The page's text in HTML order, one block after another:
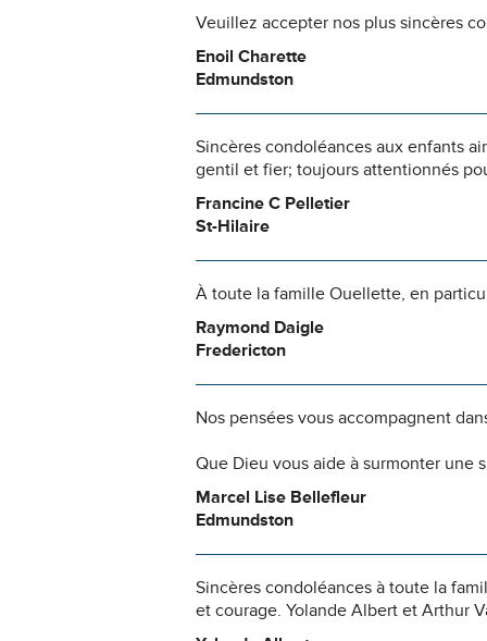
Veuillez accepter nos plus sincères
Enoil Charette
Edmundston
Sincères condoléances aux enfants
gentil et fier; toujours attentionnés
Francine C Pelletier
St-Hilaire
À toute la famille Ouellette, en
Raymond Daigle
Fredericton
Nos pensées vous accompagnent
Que Dieu vous aide à surmonter une
Marcel Lise Bellefleur
Edmundston
Sincères condoléances à toute la
et courage. Yolande Albert et Arthur